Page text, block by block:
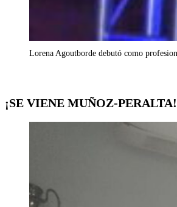
Lorena Agoutborde debutó como
¡SE VIENE MUÑOZ-PERALTA!